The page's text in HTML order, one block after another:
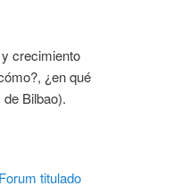
crecimiento
¿en qué
Bilbao).